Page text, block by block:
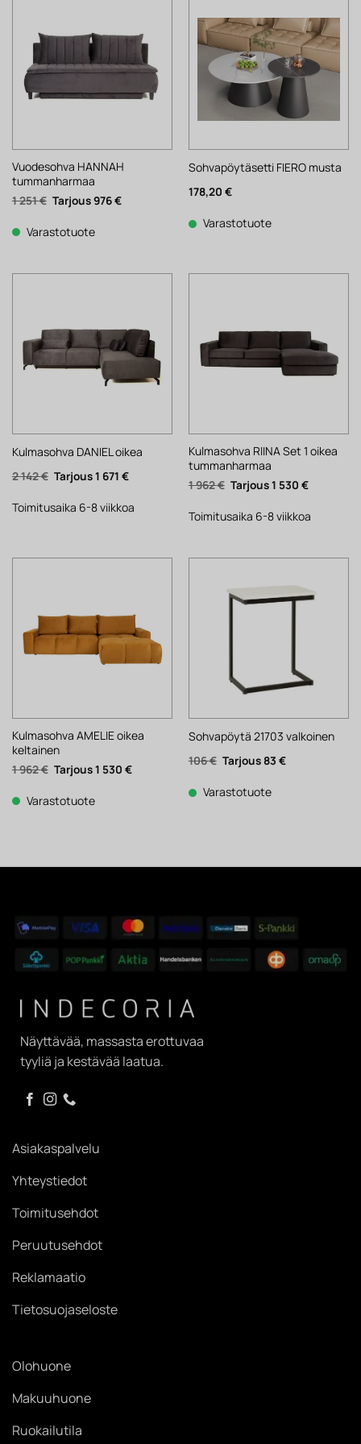
Vuodesohva HANNAH
tummanharmaa
1 251€ Alkuperäinen
hinta
1
251 €.
976€Nykyinen
Varastotuote
Sohvapöytäsetti FIERO musta
178,20 €
Varastotuote
Kulmasohva DANIEL oikea
2 142€ Alkuperäinen
hinta
2
142 €.
1 671 €Nykyinen
1
671 €.
Toimitusaika 6-8 viikkoa
Kulmasohva RIINA Set 1 oikea
tummanharmaa
1 962€ Alkuperäinen
hinta
1
962 €.
1 530 €Nykyinen
1
530 €.
Toimitusaika 6-8 viikkoa
Kulmasohva AMELIE oikea
keltainen
1 962€ Alkuperäinen
hinta
1
962 €.
1 530 €Nykyinen
Varastotuote
Sohvapöytä 21703 valkoinen
106€ Alkuperäinen
hinta
106 €.
83 €Nykyinen
Varastotuote
Näyttävää, massasta erottuvaa
tyyliä ja kestävää laatua.
Asiakaspalvelu
Yhteystiedot
Toimitusehdot
Peruutusehdot
Reklamaatio
Tietosuojaseloste
Olohuone
Makuuhuone
Ruokailutila